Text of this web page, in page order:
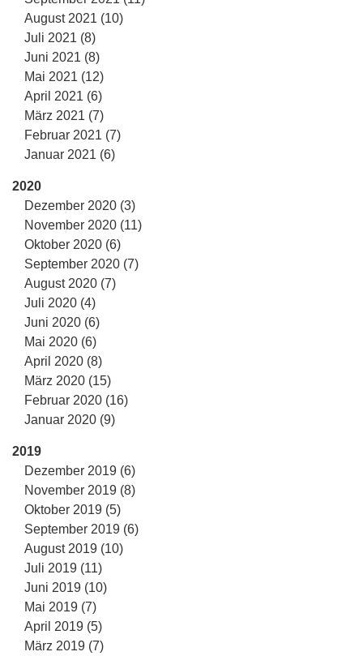
August 2021 (10)
Juli 2021 (8)
Juni 2021 (8)
Mai 2021 (12)
April 2021 (6)
März 2021 (7)
Februar 2021 (7)
Januar 2021 (6)
2020
Dezember 2020 (3)
November 2020 (11)
Oktober 2020 (6)
September 2020 (7)
August 2020 (7)
Juli 2020 (4)
Juni 2020 (6)
Mai 2020 (6)
April 2020 (8)
März 2020 (15)
Februar 2020 (16)
Januar 2020 (9)
2019
Dezember 2019 (6)
November 2019 (8)
Oktober 2019 (5)
September 2019 (6)
August 2019 (10)
Juli 2019 (11)
Juni 2019 (10)
Mai 2019 (7)
April 2019 (5)
März 2019 (7)